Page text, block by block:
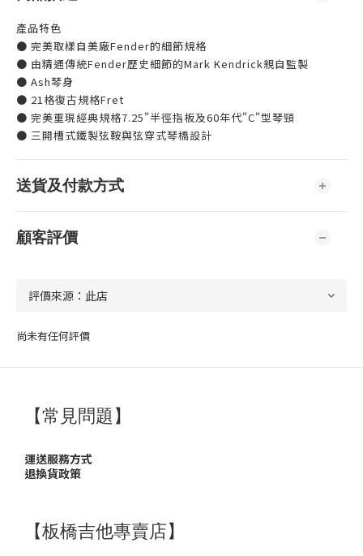
產品特色
● 完美取樣自美廠Fender的細節規格
● 由精通傳統Fender歷史細節的Mark Kendrick親自監製
● Ash琴身
● 21格復古規格Fret
● 完美重現經典規格7.25"半徑指板及60年代"C"型琴頸
● 三開槽式鐵製弦鞍與弦穿式琴橋設計
送貨及付款方式
顧客評價
尚未有任何評價
【常見問題】
運送服務方式
退換貨政策
【板橋吉他專賣店】